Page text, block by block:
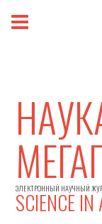
ЭЛЕКТРОННЫЙ НАУЧНЫЙ
SCIENCE